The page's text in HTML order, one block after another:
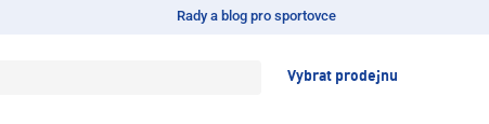
Rady a blog pro sportovce
Vybrat prodejnu